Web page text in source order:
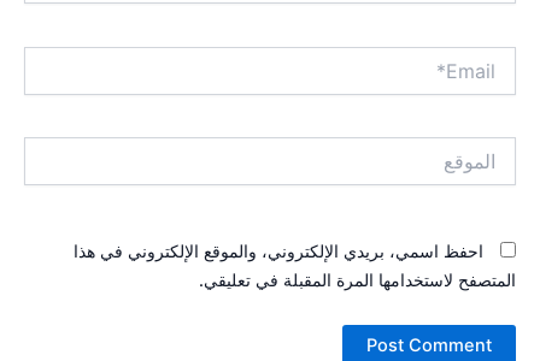
احفظ اسمي، بريدي الإلكتروني، والموقع الإلكتروني في هذا
المتصفح لاستخدامها المرة المقبلة في تعليقي.